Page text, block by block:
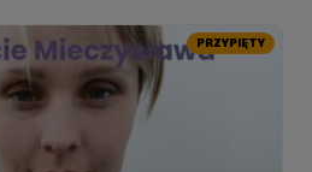
PRZYPIĘTY